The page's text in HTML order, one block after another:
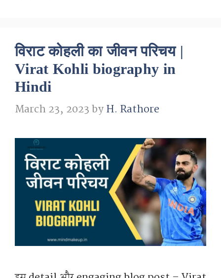
विराट कोहली का जीवन परिचय |
Virat Kohli biography in
Hindi
March 23, 2023byH. Rathore